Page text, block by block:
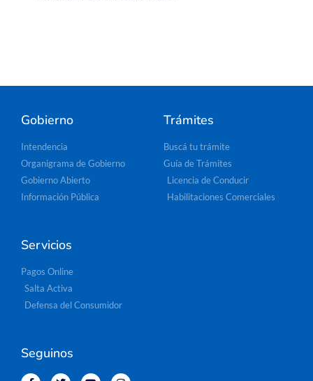
Gobierno
Intendencia
Organigrama de Gobierno
Gobierno Abierto
Información Pública
Trámites
Buscá tu trámite
Guía de Trámites
Licencia de Conducir
Habilitaciones Comerciales
Servicios
Pagos Online
Salta Activa
Defensa del Consumidor
Seguinos